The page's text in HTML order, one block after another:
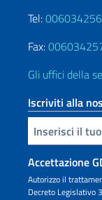
Tel:
Fax:
Gli uffici della
Iscriviti alla
Inserisci la tua email
Accettazione
Autorizzo il
Decreto Legislativo